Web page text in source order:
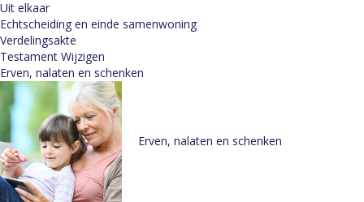
Uit elkaar
Echtscheiding en einde samenwoning
Verdelingsakte
Testament Wijzigen
Erven, nalaten en schenken
Erven, nalaten en schenken